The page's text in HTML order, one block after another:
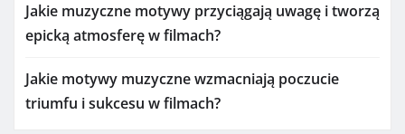
Jakie muzyczne motywy przyciągają uwagę i tworzą
epicką atmosferę w filmach?
Jakie motywy muzyczne wzmacniają poczucie
triumfu i sukcesu w filmach?